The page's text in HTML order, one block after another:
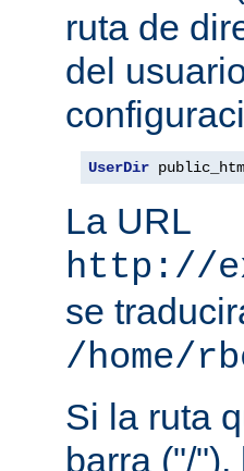
ruta de
del
UserDir
La URL
http://
se
/home/
Si la ruta
barra ("/